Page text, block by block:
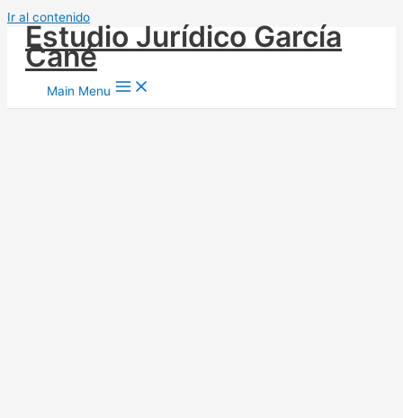
Ir al contenido
Estudio Jurídico García
Cané
Main Menu